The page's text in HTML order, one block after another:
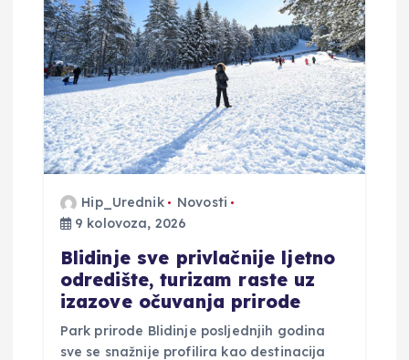
Hip_Urednik
Novosti
9 kolovoza, 2026
Blidinje sve privlačnije ljetno
odredište, turizam raste uz
izazove očuvanja prirode
Park prirode Blidinje posljednjih godina
sve se snažnije profilira kao destinacija